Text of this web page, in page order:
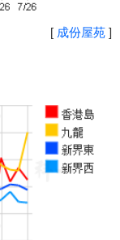
[ 成份屋苑 ]